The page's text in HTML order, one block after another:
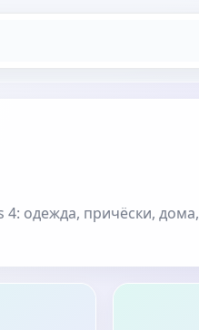
4: одежда, причёски, дома,